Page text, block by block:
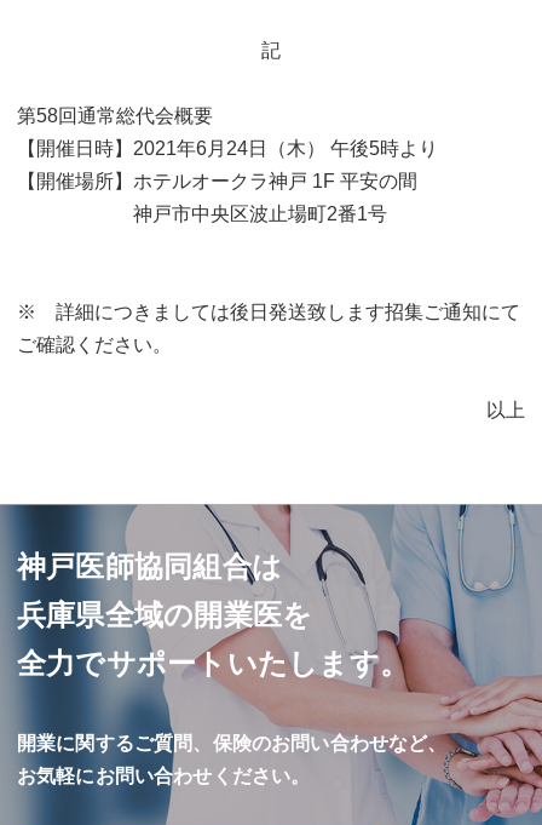
記
第58回通常総代会概要
【開催日時】2021年6月24日（木） 午後5時より
【開催場所】ホテルオークラ神戸 1F 平安の間
神戸市中央区波止場町2番1号
※ 詳細につきましては後日発送致します招集ご通知にて
ご確認ください。
以上
神戸医師協同組合は
兵庫県全域の開業医を
全力でサポートいたします。
開業に関するご質問、保険のお問い合わせなど、
お気軽にお問い合わせください。